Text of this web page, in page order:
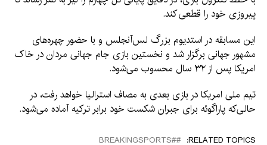
پیروزی خود را قطعی کند.
این مسابقه در استدیوم بزرگ لس‌آنجلس و با حضور چهره‌های
مشهور جهانی برگزار شد و نخستین بازی جام جهانی مردان در خاک
امریکا پس از ۳۲ سال محسوب می‌شود.
تیم ملی امریکا در بازی بعدی به مصاف استرالیا خواهد رفت، در
حالی‌که پاراگوئه برای جبران شکست خود برابر ترکیه آماده می‌شود.
RELATED TOPICS:
#BREAKINGSPORTS